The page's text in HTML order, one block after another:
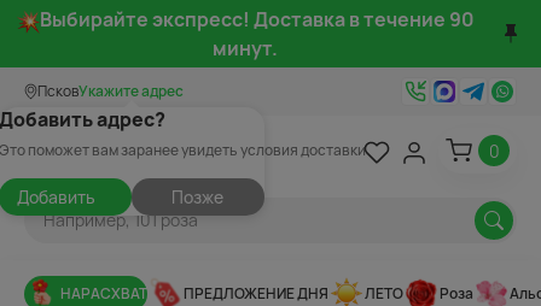
Выбирайте экспресс! Доставка в течение 90
минут.
ПсковУкажите адрес
адрес?
поможет вам заранее увидеть условия доставки
Добавить Позже
0
НАРАСХВАТ ПРЕДЛОЖЕНИЕ ДНЯ ЛЕТО Роза